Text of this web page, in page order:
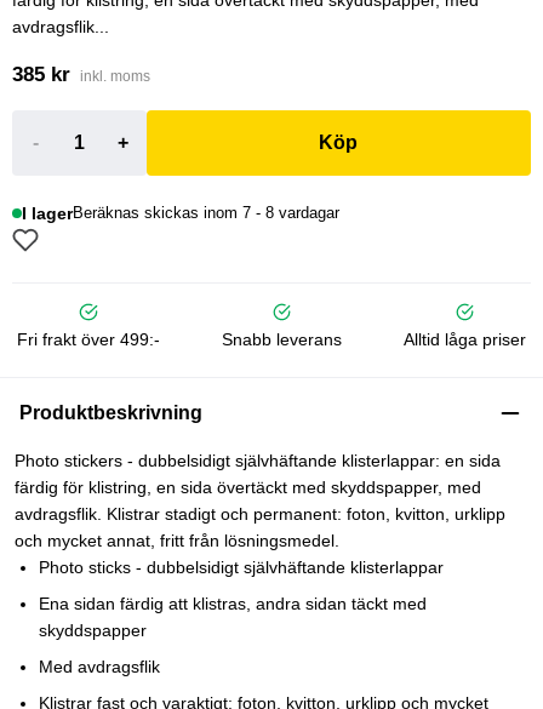
avdragsflik...
385 kr inkl. moms
- + Köp
I lagerBeräknas skickas inom 7 - 8 vardagar
Fri frakt över 499:- Snabb leverans Alltid låga priser
Produktbeskrivning
Photo stickers - dubbelsidigt självhäftande klisterlappar: en sida
färdig för klistring, en sida övertäckt med skyddspapper, med
avdragsflik. Klistrar stadigt och permanent: foton, kvitton, urklipp
och mycket annat, fritt från lösningsmedel.
Photo sticks - dubbelsidigt självhäftande klisterlappar
Ena sidan färdig att klistras, andra sidan täckt med
skyddspapper
Med avdragsflik
Klistrar fast och varaktigt: foton, kvitton, urklipp och mycket